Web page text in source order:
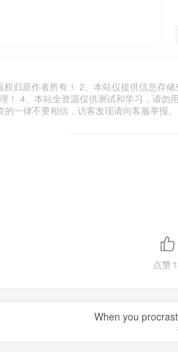
权归原作者所有！ 2、本站仅提供信息存
！ 4、本站全资源仅供测试和学习，请
的一律不要相信，访客发现请向客服举报
点赞
When you